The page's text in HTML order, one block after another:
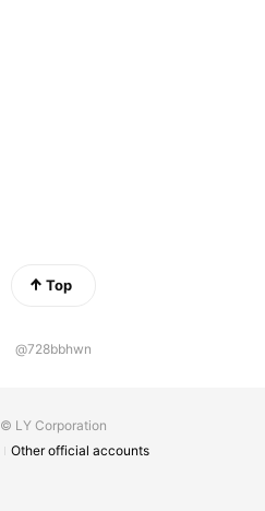
Top
@728bbhwn
© LY Corporation
Other official accounts